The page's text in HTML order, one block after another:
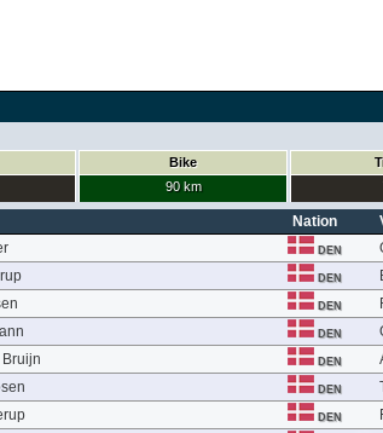
Bike
90 km
Nation
DEN
DEN
DEN
DEN
DEN
DEN
DEN